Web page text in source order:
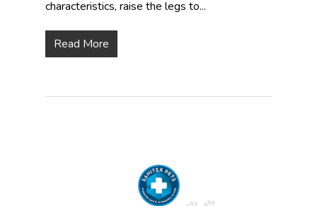
characteristics, raise the legs to...
Read More